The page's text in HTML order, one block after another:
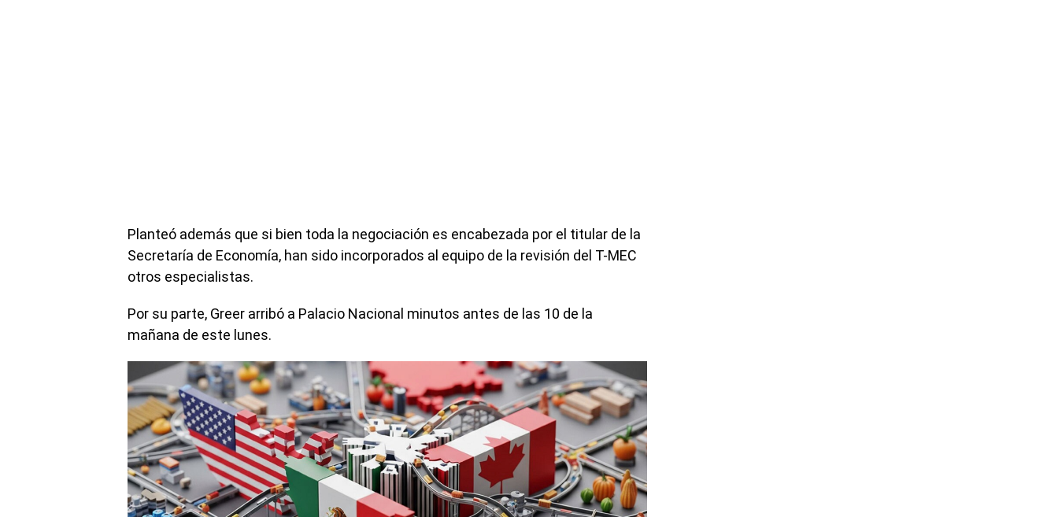
Planteó además que si bien toda la negociación es encabezada por el titular de la
Secretaría de Economía, han sido incorporados al equipo de la revisión del T-MEC
otros especialistas.
Por su parte, Greer arribó a Palacio Nacional minutos antes de las 10 de la
mañana de este lunes.